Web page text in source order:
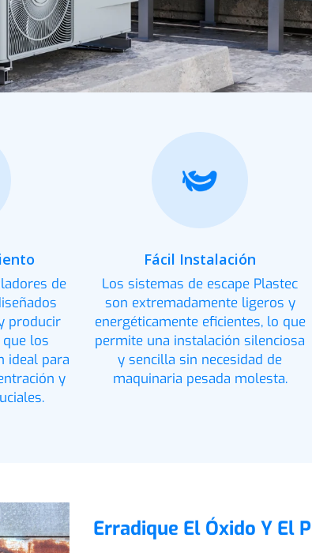
de
producir
los
ideal para
y
Fácil Instalación
Los sistemas de escape Plastec
son extremadamente ligeros y
energéticamente eficientes, lo que
permite una instalación silenciosa
y sencilla sin necesidad de
maquinaria pesada molesta.
Erradique El Óxido Y El